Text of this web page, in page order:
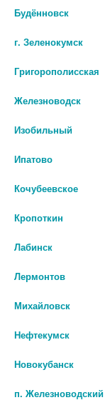
Средства при
Триметазидин
Средства при
ОЗОН ФАРМ/ 2243
Будённовск
г. Зеленокумск
Григорополисская
Железноводск
Изобильный
Ипатово
Кочубеевское
Кропоткин
Лабинск
Лермонтов
Михайловск
Нефтекумск
Новокубанск
п. Железноводский